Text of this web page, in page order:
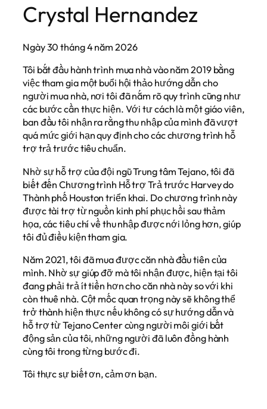
Crystal Hernandez
Ngày 30 tháng 4 năm 2026
Tôi bắt đầu hành trình mua nhà vào năm 2019 bằng
việc tham gia một buổi hội thảo hướng dẫn cho
người mua nhà, nơi tôi đã nắm rõ quy trình cũng như
các bước cần thực hiện. Với tư cách là một giáo viên,
ban đầu tôi nhận ra rằng thu nhập của mình đã vượt
quá mức giới hạn quy định cho các chương trình hỗ
trợ trả trước tiêu chuẩn.
Nhờ sự hỗ trợ của đội ngũ Trung tâm Tejano, tôi đã
biết đến Chương trình Hỗ trợ Trả trước Harvey do
Thành phố Houston triển khai. Do chương trình này
được tài trợ từ nguồn kinh phí phục hồi sau thảm
họa, các tiêu chí về thu nhập được nới lỏng hơn, giúp
tôi đủ điều kiện tham gia.
Năm 2021, tôi đã mua được căn nhà đầu tiên của
mình. Nhờ sự giúp đỡ mà tôi nhận được, hiện tại tôi
đang phải trả ít tiền hơn cho căn nhà này so với khi
còn thuê nhà. Cột mốc quan trọng này sẽ không thể
trở thành hiện thực nếu không có sự hướng dẫn và
hỗ trợ từ Tejano Center cùng người môi giới bất
động sản của tôi, những người đã luôn đồng hành
cùng tôi trong từng bước đi.
Tôi thực sự biết ơn, cảm ơn bạn.